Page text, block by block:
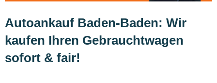
Autoankauf Baden-Baden: Wir
kaufen Ihren Gebrauchtwagen
sofort & fair!